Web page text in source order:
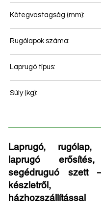
Kötegvastagság (mm):
Rugólapok száma:
Laprugó típus:
Súly (kg):
Laprugó, rugólap,
laprugó
segédruguó szett
készletről,
házhozszállítással